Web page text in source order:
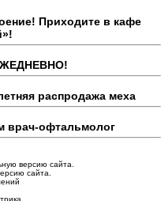
Приходите в кафе
распродажа меха
врач-офтальмолог
версию сайта.
сайта.